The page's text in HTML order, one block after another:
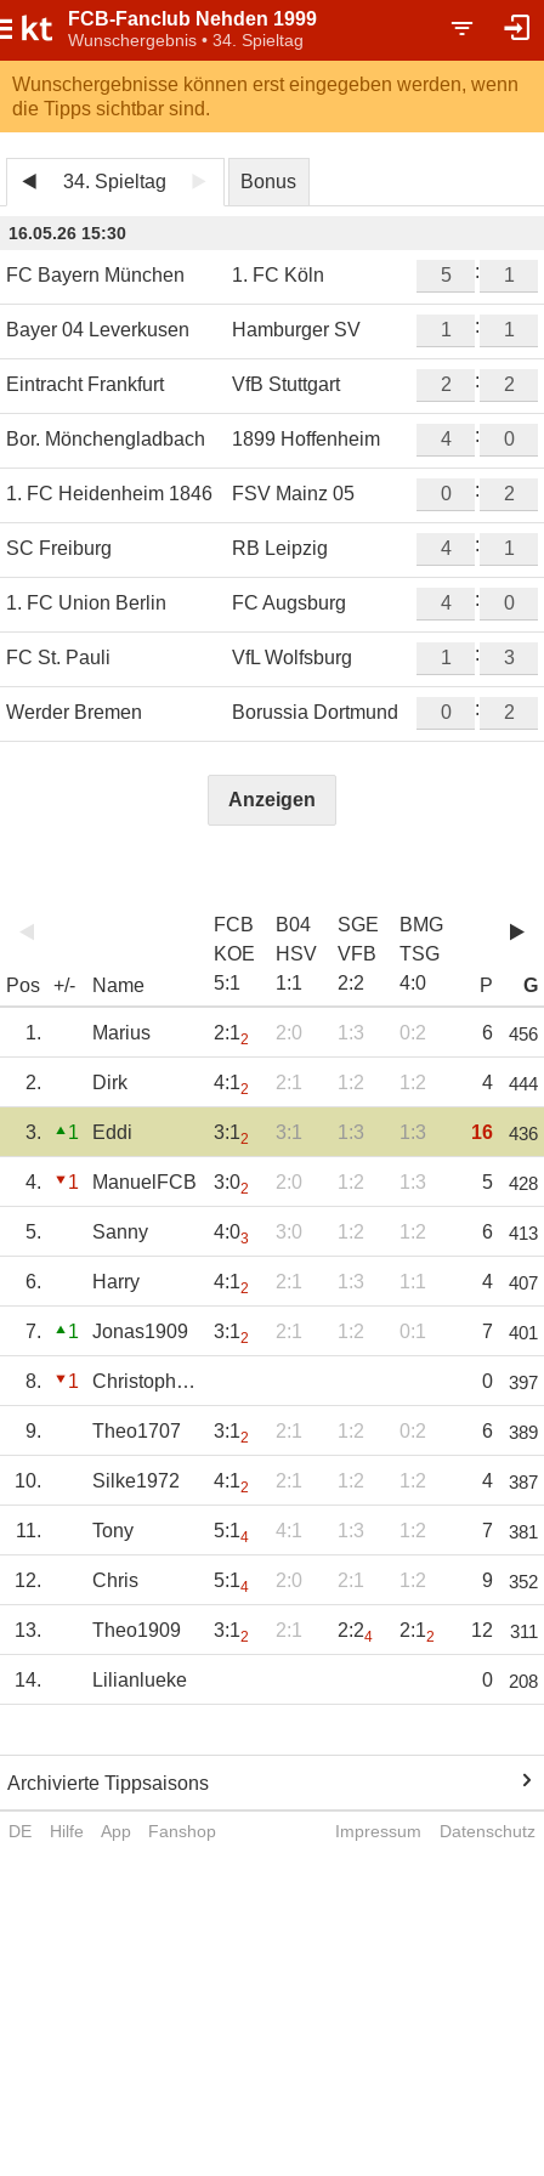
FCB-Fanclub Nehden 1999
Wunschergebnis • 34. Spieltag
Wunschergebnisse können erst eingegeben werden, wenn
die Tipps sichtbar sind.
34. Spieltag Bonus
16.05.26 15:30
FC Bayern München 1. FC Köln :
Bayer 04 Leverkusen Hamburger SV :
Eintracht Frankfurt VfB Stuttgart :
Bor. Mönchengladbach 1899 Hoffenheim :
1. FC Heidenheim 1846 FSV Mainz 05 :
SC Freiburg RB Leipzig :
1. FC Union Berlin FC Augsburg :
FC St. Pauli VfL Wolfsburg :
Werder Bremen Borussia Dortmund :
Anzeigen
Pos +/- Name
FCB
KOE
5:1
B04
HSV
1:1
SGE
VFB
2:2
BMG
TSG
4:0 P G
1. Marius 2:12 2:0 1:3 0:2 6 456
2. Dirk 4:12 2:1 1:2 1:2 4 444
3. 1 Eddi 3:12 3:1 1:3 1:3 16 436
4. 1 ManuelFCB 3:02 2:0 1:2 1:3 5 428
5. Sanny 4:03 3:0 1:2 1:2 6 413
6. Harry 4:12 2:1 1:3 1:1 4 407
7. 1 Jonas1909 3:12 2:1 1:2 0:1 7 401
8. 1 ChristopherSchr 0 397
9. Theo1707 3:12 2:1 1:2 0:2 6 389
10. Silke1972 4:12 2:1 1:2 1:2 4 387
11. Tony 5:14 4:1 1:3 1:2 7 381
12. Chris 5:14 2:0 2:1 1:2 9 352
13. Theo1909 3:12 2:1 2:24 2:12 12 311
14. Lilianlueke 0 208
Archivierte Tippsaisons
DE Hilfe App Fanshop Impressum Datenschutz